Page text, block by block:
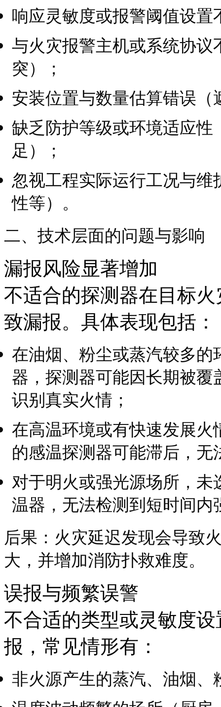
响应灵敏度或报警阈值设
与火灾报警主机或系统协
突）；
安装位置与数量估算错误
缺乏防护等级或环境适应
足）；
忽视工程实际运行工况与
性等）。
二、技术层面的问题与影响
漏报风险显著增加
不适合的探测器在目标
致漏报。具体表现包括：
在油烟、粉尘或蒸汽较多
器，探测器可能因长期被
识别真实火情；
在高温环境或有快速发展
的感温探测器可能滞后，无
对于明火或强光源场所，
温器，无法检测到短时间内
后果：火灾延迟发现会导致
大，并增加消防扑救难度。
误报与频繁误警
不合适的类型或灵敏度
报，常见情形有：
非火源产生的蒸汽、油烟